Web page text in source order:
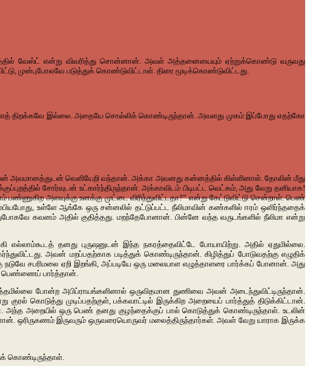
வேஸ்ட் என்று விவரித்து சொன்னான். அவள் அத்தனையையும் ஏற்றுக்கொண்டு வருவது
முன்புபோலவே படுத்துக் கொண்டுவிட்டாள். திரை மூடிக்கொண்டுவிட்டது.
திறக்கவே இல்லை. அதையே சொல்லிக் கொண்டிருந்தான். அவளது முகம் இப்போது எதற்கோ
அவமானத்துடன் வெளியேறி வந்தான். அக்கா அவனது கன்னத்தில் கிள்ளினாள். தோலின் மீது
சோர்வுடன் உட்கார்ந்திருந்தான். அக்காவிடம் பிடிபட்ட வெட்கம், அது வேறு தனியாக!
அளவுக்கு உனக்கு முட்டை விரிந்துவிட்டதா?” என்று கேட்டுவிட்டு சென்றாள். பெண்
உள்ளே ஆங்கே ஒரு சன்னலில் தட்டுப்பட்ட நீலிமாவின் கண்களில் ஈரம் ஒளிர்ந்ததைக்
கவனம் அதில் குதித்தது. மறந்தேபோனான். பின்னே வந்த வருடங்களில் நீலிமா என்று
தனது புருஷனுடன் இந்த நகரத்தைவிட்டே போயாயிற்று. அதில் ஏதுமில்லை.
அவன் மறப்பதற்காக படித்துக் கொண்டிருந்தான். கிழித்துப் போடுவதற்கு எழுதிக்
சபரிமலை ஏறி இறங்கி, அப்படியே ஒரு மலையாள எழுத்தாளரை பார்க்கப் போனான். அது
பெண்ணைப் பார்த்தான்.
போன்ற அபிப்ராயங்களினால் ஒருவிதமான துணிவை அவன் அடைந்துவிட்டிருந்தான்.
கொடுத்து முடிப்பதற்குள், பக்கவாட்டில் இருக்கிற அறையைப் பார்த்துத் திடுக்கிட்டான்.
அந்த அறையில் ஒரு பெண் தனது குழந்தைக்குப் பால் கொடுத்துக் கொண்டிருந்தாள். உடலின்
ஒரிருகணம் இருவரும் ஒருவரையொருவர் மலைத்திருந்தார்கள். அவள் வேறு யாராக இருக்க
கொண்டிருந்தாள்.